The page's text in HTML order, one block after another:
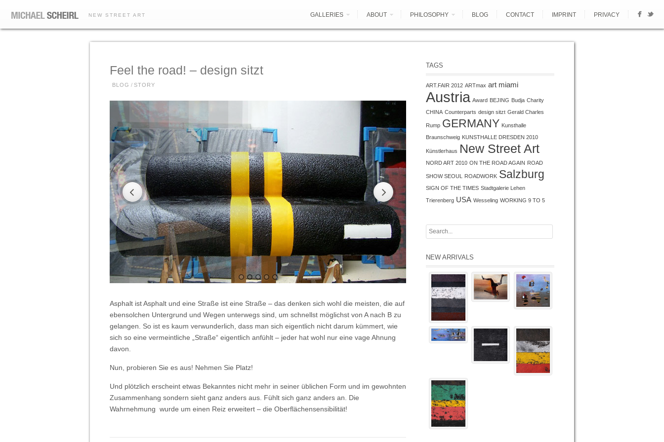
NEW STREET ART GALLERIES ABOUT PHILOSOPHY BLOG CONTACT IMPRINT PRIVACY
Feel the road! – design sitzt
BLOG / STORY
Asphalt ist Asphalt und eine Straße ist eine Straße – das denken sich wohl die meisten, die auf
ebensolchen Untergrund und Wegen unterwegs sind, um schnellst möglichst von A nach B zu
gelangen. So ist es kaum verwunderlich, dass man sich eigentlich nicht darum kümmert, wie
sich so eine vermeintliche „Straße“ eigentlich anfühlt – jeder hat wohl nur eine vage Ahnung
davon.
Nun, probieren Sie es aus! Nehmen Sie Platz!
Und plötzlich erscheint etwas Bekanntes nicht mehr in seiner üblichen Form und im gewohnten
Zusammenhang sondern sieht ganz anders aus. Fühlt sich ganz anders an. Die
Wahrnehmung wurde um einen Reiz erweitert – die Oberflächensensibilität!
TAGS
ART.FAIR 2012 ARTmax art miami
Austria Award BEJING Budja Charity
CHINA Counterparts design sitzt Gerald Charles
Rump GERMANY Kunsthalle
Braunschweig KUNSTHALLE DRESDEN 2010
Künstlerhaus New Street Art
NORD ART 2010 ON THE ROAD AGAIN ROAD
SHOW SEOUL ROADWORK Salzburg
SIGN OF THE TIMES Stadtgalerie Lehen
Trierenberg USA Wesseling WORKING 9 TO 5
NEW ARRIVALS